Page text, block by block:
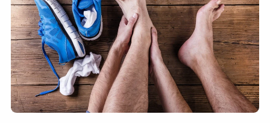
🧠 Fisioterapia Neurológica
🧍 Fisioterapia Vestibular
🫁 Fisioterapia Respiratoria
👶 Fisioterapia Pediátrica